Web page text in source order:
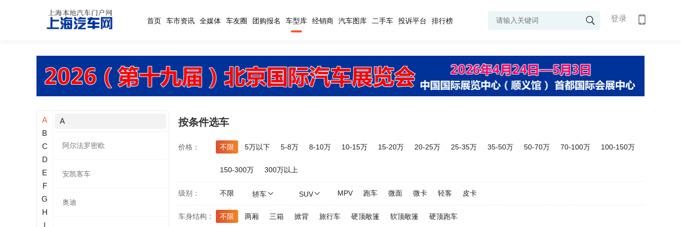
首页 车市资讯 全媒体 车友圈 团购报名 车型库 经销商 汽车图库 二手车 投诉平台 排行榜 登录
A
B
C
D
E
F
G
H
I
A
阿尔法罗密欧
安凯客车
奥迪
按条件选车
价格： 不限 5万以下 5-8万 8-10万 10-15万 15-20万 20-25万 25-35万 35-50万 50-70万 70-100万 100-150万
150-300万 300万以上
级别： 不限 轿车 SUV MPV 跑车 微面 微卡 轻客 皮卡
车身结构： 不限 两厢 三箱 掀背 旅行车 硬顶敞篷 软顶敞篷 硬顶跑车